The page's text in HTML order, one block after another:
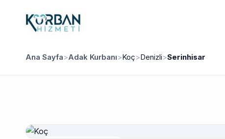
Ana Sayfa>Adak Kurbanı>Koç>Denizli>Serinhisar